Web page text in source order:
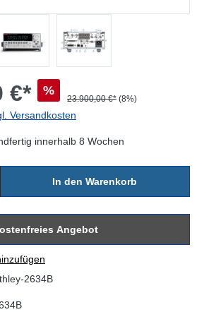
€* %
23.900,00 €* (8%)
Versandkosten
innerhalb 8 Wochen
In den Warenkorb
Angebot
2634B